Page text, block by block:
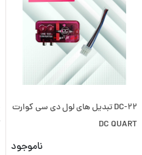
DC-22 تبدیل های لول دی سی کوارت
DC QUART
ناموجود